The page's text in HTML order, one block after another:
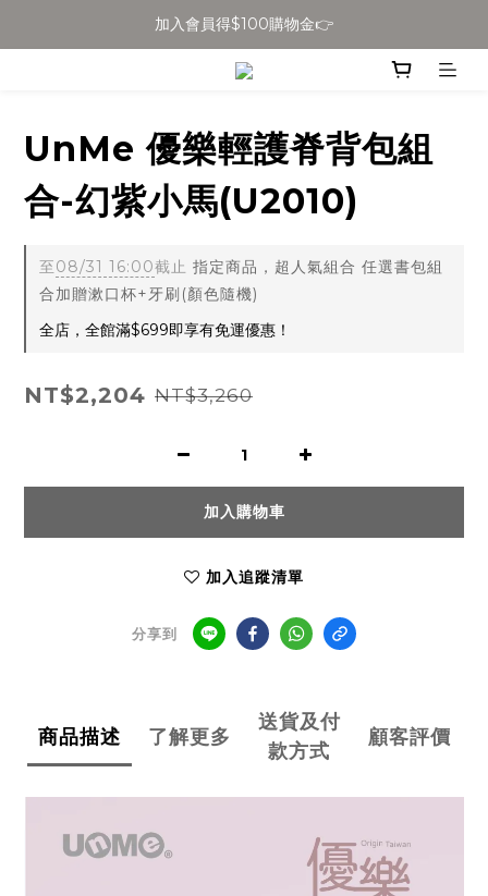
全館滿$699免運
加入會員得$100購物金👉
全館滿$699免運
UnMe 優樂輕護脊背包組
合-幻紫小馬(U2010)
至08/31 16:00截止 指定商品，超人氣組合 任選書包組
合加贈漱口杯+牙刷(顏色隨機)
全店，全館滿$699即享有免運優惠！
NT$2,204 NT$3,260
加入購物車
加入追蹤清單
分享到
商品描述 了解更多
送貨及付
款方式
顧客評價